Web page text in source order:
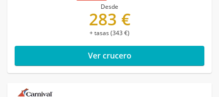
Desde
283 €
+ tasas (343 €)
Ver crucero